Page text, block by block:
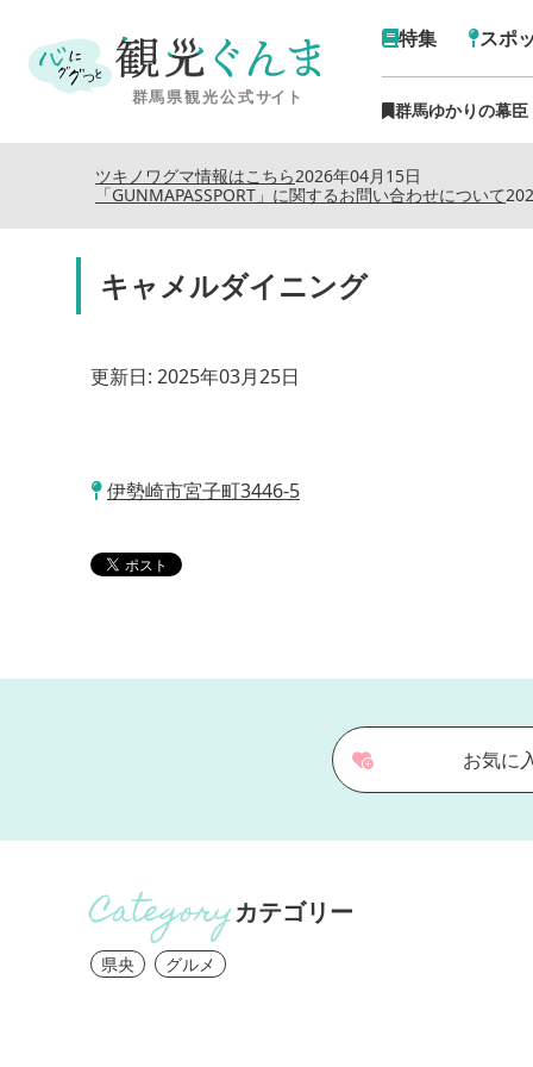
特集 スポ
群馬ゆかりの幕
2026年04月15日
ツキノワグマ情報はこちら
「GUNMAPASSPORT」に関するお問い合わせについて
キャメルダイニング
更新日: 2025年03月25日
伊勢崎市宮子町3446-5
お気に
カテゴリー
県央 グルメ